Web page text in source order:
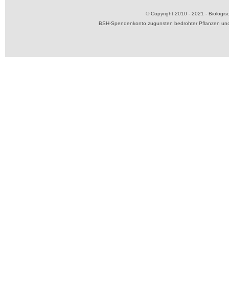
© Copyright 2010 - 2021 -
BSH-Spendenkonto zugunsten bedrohter Pflanzen